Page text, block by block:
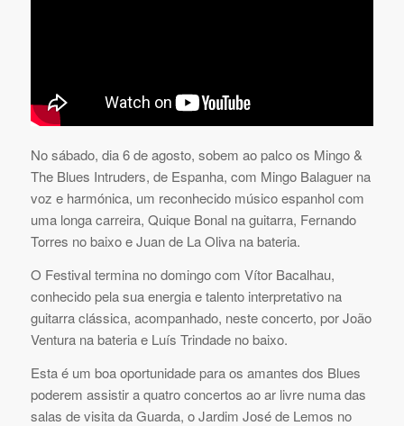
No sábado, dia 6 de agosto, sobem ao palco os Mingo &
The Blues Intruders, de Espanha, com Mingo Balaguer na
voz e harmónica, um reconhecido músico espanhol com
uma longa carreira, Quique Bonal na guitarra, Fernando
Torres no baixo e Juan de La Oliva na bateria.
O Festival termina no domingo com Vítor Bacalhau,
conhecido pela sua energia e talento interpretativo na
guitarra clássica, acompanhado, neste concerto, por João
Ventura na bateria e Luís Trindade no baixo.
Esta é um boa oportunidade para os amantes dos Blues
poderem assistir a quatro concertos ao ar livre numa das
salas de visita da Guarda, o Jardim José de Lemos no